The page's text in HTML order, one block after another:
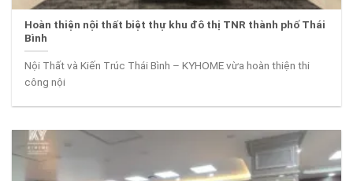
Hoàn thiện nội thất biệt thự khu đô thị TNR thành phố Thái
Bình
Nội Thất và Kiến Trúc Thái Bình – KYHOME vừa hoàn thiện thi
công nội